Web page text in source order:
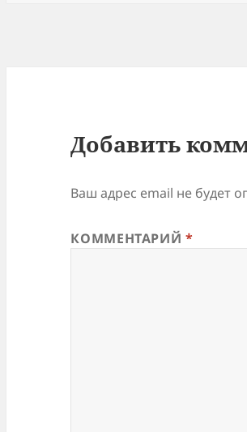
Добавить
Ваш адрес email не будет
КОММЕНТАРИЙ*